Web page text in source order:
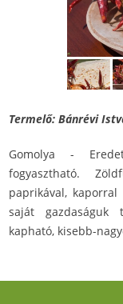
Termelő: Bánrévi
Gomolya -
fogyasztható.
paprikával, kaporral
saját gazdaságuk
kapható, kisebb-